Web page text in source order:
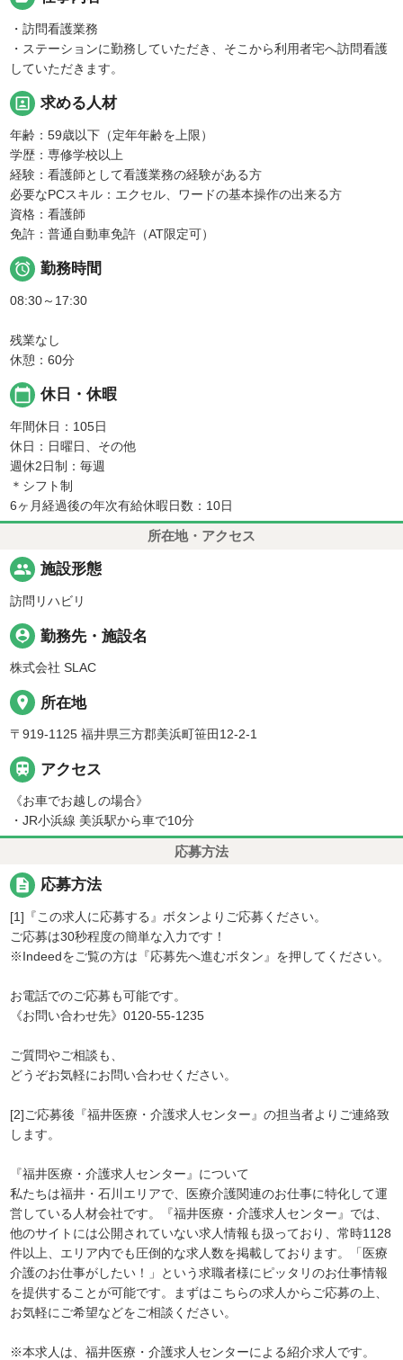
・訪問看護業務
・ステーションに勤務していただき、そこから利用者宅へ訪問看護
していただきます。
portrait 求める人材
年齢：59歳以下（定年年齢を上限）
学歴：専修学校以上
経験：看護師として看護業務の経験がある方
必要なPCスキル：エクセル、ワードの基本操作の出来る方
資格：看護師
免許：普通自動車免許（AT限定可）
 勤務時間
08:30～17:30
残業なし
休憩：60分
calendar_today 休日・休暇
年間休日：105日
休日：日曜日、その他
週休2日制：毎週
＊シフト制
6ヶ月経過後の年次有給休暇日数：10日
所在地・アクセス
people 施設形態
訪問リハビリ
person_pin 勤務先・施設名
株式会社 SLAC
place 所在地
〒919-1125 福井県三方郡美浜町笹田12-2-1
 アクセス
《お車でお越しの場合》
・JR小浜線 美浜駅から車で10分
応募方法
description 応募方法
[1]『この求人に応募する』ボタンよりご応募ください。
ご応募は30秒程度の簡単な入力です！
※Indeedをご覧の方は『応募先へ進むボタン』を押してください。
お電話でのご応募も可能です。
《お問い合わせ先》0120-55-1235
ご質問やご相談も、
どうぞお気軽にお問い合わせください。
[2]ご応募後『福井医療・介護求人センター』の担当者よりご連絡致
します。
『福井医療・介護求人センター』について
私たちは福井・石川エリアで、医療介護関連のお仕事に特化して運
営している人材会社です。『福井医療・介護求人センター』では、
他のサイトには公開されていない求人情報も扱っており、常時1128
件以上、エリア内でも圧倒的な求人数を掲載しております。「医療
介護のお仕事がしたい！」という求職者様にピッタリのお仕事情報
を提供することが可能です。まずはこちらの求人からご応募の上、
お気軽にご希望などをご相談ください。
※本求人は、福井医療・介護求人センターによる紹介求人です。